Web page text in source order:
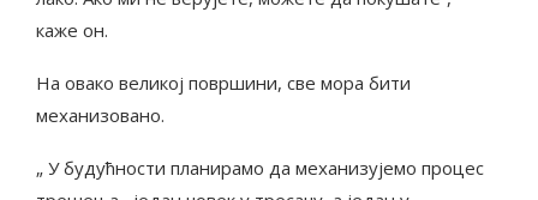
каже он.
На овако великој површини, све мора бити
механизовано.
„ У будућности планирамо да механизујемо процес